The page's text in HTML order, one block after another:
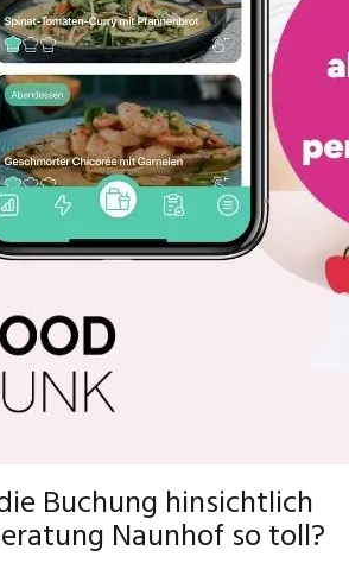
Buchung hinsichtlich
Naunhof so toll?